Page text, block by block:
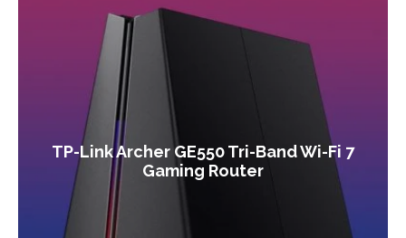
TP-Link Archer GE550 Tri-Band Wi-Fi 7
Gaming Router